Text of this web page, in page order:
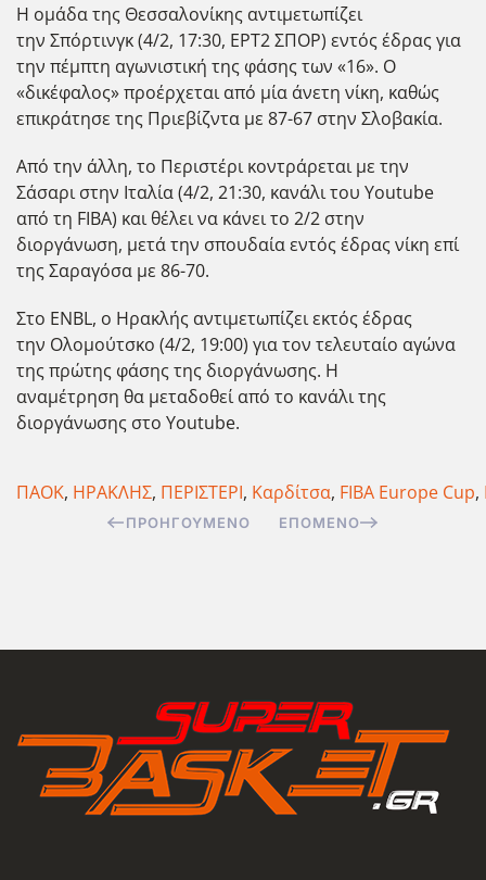
Η ομάδα της Θεσσαλονίκης αντιμετωπίζει
την Σπόρτινγκ (4/2, 17:30, ΕΡΤ2 ΣΠΟΡ) εντός έδρας για
την πέμπτη αγωνιστική της φάσης των «16». Ο
«δικέφαλος» προέρχεται από μία άνετη νίκη, καθώς
επικράτησε της Πριεβίζντα με 87-67 στην Σλοβακία.
Από την άλλη, το Περιστέρι κοντράρεται με την
Σάσαρι στην Ιταλία (4/2, 21:30, κανάλι του Youtube
από τη FIBA) και θέλει να κάνει το 2/2 στην
διοργάνωση, μετά την σπουδαία εντός έδρας νίκη επί
της Σαραγόσα με 86-70.
Στο ΕΝΒL, ο Ηρακλής αντιμετωπίζει εκτός έδρας
την Ολομούτσκο (4/2, 19:00) για τον τελευταίο αγώνα
της πρώτης φάσης της διοργάνωσης. Η
αναμέτρηση θα μεταδοθεί από το κανάλι της
διοργάνωσης στο Youtube.
ΠΑΟΚ, ΗΡΑΚΛΗΣ, ΠΕΡΙΣΤΕΡΙ, Καρδίτσα, FIBA Europe Cup,
ΠΡΟΗΓΟΎΜΕΝΟ ΕΠΌΜΕΝΟ